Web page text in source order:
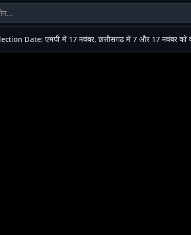
Date: एमपी में 17 नवंबर, छत्तीसगढ़ में 7 और 17 नवंबर को